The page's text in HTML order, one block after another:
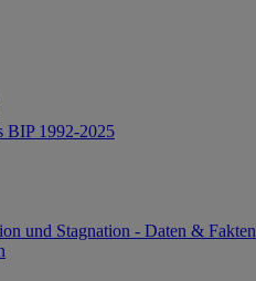
BIP 1992-2025
und Stagnation - Daten & Fakten